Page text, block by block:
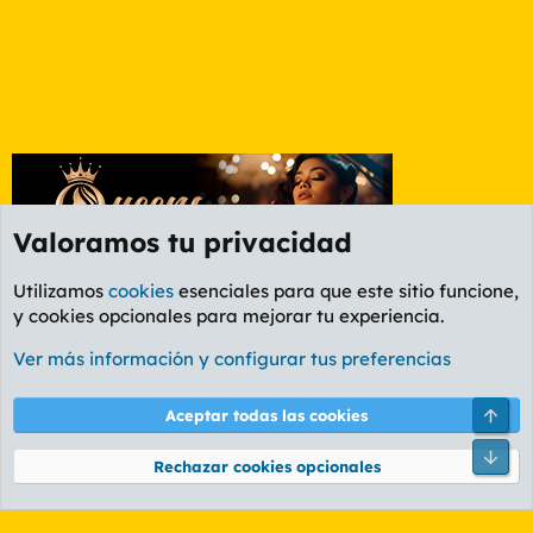
Foro General
Cookies
PL OLDSTYLE AMARILLO
Términos y reglas Política de privacidad Ayuda
Community platform by XenForo® © 2010-2026 XenForo Ltd.
Valoramos tu privacidad
Utilizamos cookies esenciales para que este sitio funcione,
y cookies opcionales para mejorar tu experiencia.
Ver más información y configurar tus preferencias
Aceptar todas las cookies
Rechazar cookies opcionales
Pie